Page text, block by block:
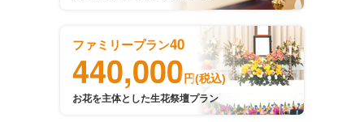
ファミリープラン40
440,000円(税込)
お花を主体とした生花祭壇プラン